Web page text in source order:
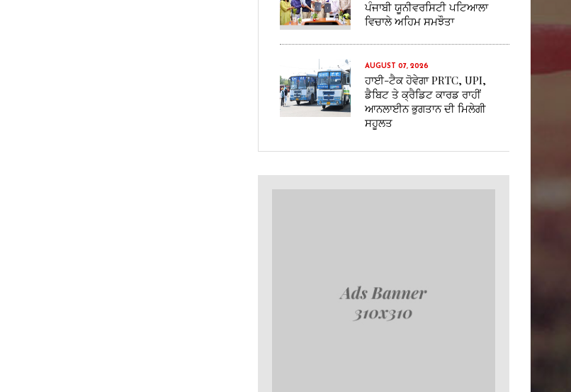
ਪੰਜਾਬੀ ਯੂਨੀਵਰਸਿਟੀ ਪਟਿਆਲਾ
ਵਿਚਾਲੇ ਅਹਿਮ ਸਮਝੌਤਾ
AUGUST 07, 2026
ਹਾਈ-ਟੈਕ ਹੋਵੇਗਾ PRTC, UPI,
ਡੈਬਿਟ ਤੇ ਕ੍ਰੈਡਿਟ ਕਾਰਡ ਰਾਹੀਂ
ਆਨਲਾਈਨ ਭੁਗਤਾਨ ਦੀ ਮਿਲੇਗੀ
ਸਹੂਲਤ